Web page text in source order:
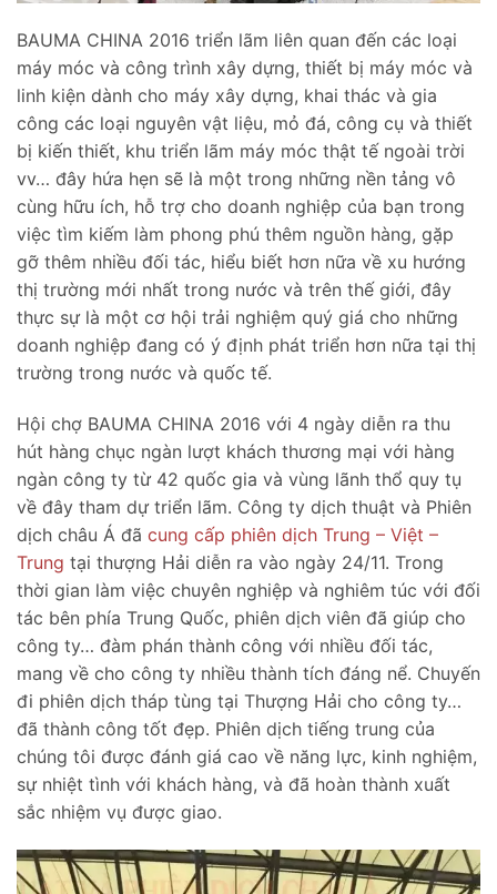
BAUMA CHINA 2016 triển lãm liên quan đến các loại
máy móc và công trình xây dựng, thiết bị máy móc và
linh kiện dành cho máy xây dựng, khai thác và gia
công các loại nguyên vật liệu, mỏ đá, công cụ và thiết
bị kiến thiết, khu triển lãm máy móc thật tế ngoài trời
vv… đây hứa hẹn sẽ là một trong những nền tảng vô
cùng hữu ích, hỗ trợ cho doanh nghiệp của bạn trong
việc tìm kiếm làm phong phú thêm nguồn hàng, gặp
gỡ thêm nhiều đối tác, hiểu biết hơn nữa về xu hướng
thị trường mới nhất trong nước và trên thế giới, đây
thực sự là một cơ hội trải nghiệm quý giá cho những
doanh nghiệp đang có ý định phát triển hơn nữa tại thị
trường trong nước và quốc tế.
Hội chợ BAUMA CHINA 2016 với 4 ngày diễn ra thu
hút hàng chục ngàn lượt khách thương mại với hàng
ngàn công ty từ 42 quốc gia và vùng lãnh thổ quy tụ
về đây tham dự triển lãm. Công ty dịch thuật và Phiên
dịch châu Á đã cung cấp phiên dịch Trung – Việt –
Trung tại thượng Hải diễn ra vào ngày 24/11. Trong
thời gian làm việc chuyên nghiệp và nghiêm túc với đối
tác bên phía Trung Quốc, phiên dịch viên đã giúp cho
công ty… đàm phán thành công với nhiều đối tác,
mang về cho công ty nhiều thành tích đáng nể. Chuyến
đi phiên dịch tháp tùng tại Thượng Hải cho công ty…
đã thành công tốt đẹp. Phiên dịch tiếng trung của
chúng tôi được đánh giá cao về năng lực, kinh nghiệm,
sự nhiệt tình với khách hàng, và đã hoàn thành xuất
sắc nhiệm vụ được giao.